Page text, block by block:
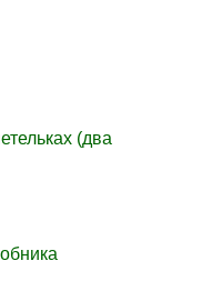
(два